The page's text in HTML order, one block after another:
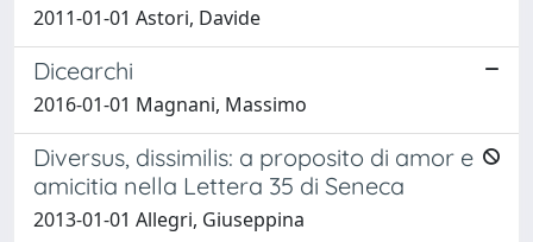
2011-01-01 Astori, Davide
Dicearchi
2016-01-01 Magnani, Massimo
Diversus, dissimilis: a proposito di amor e
amicitia nella Lettera 35 di Seneca
2013-01-01 Allegri, Giuseppina